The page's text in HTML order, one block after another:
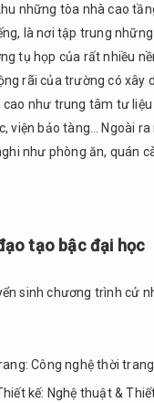
những tòa nhà cao
là nơi tập trung
tụ họp của rất nhiều
rãi của trường có xây
như trung tâm tư
viện bảo tàng… Ngoài
như phòng ăn, quán
ạo tạo bậc đại học
sinh chương trình cử
Công nghệ thời
kế: Nghệ thuật &